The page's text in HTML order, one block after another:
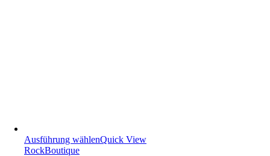
Ausführung wählenQuick View
RockBoutique